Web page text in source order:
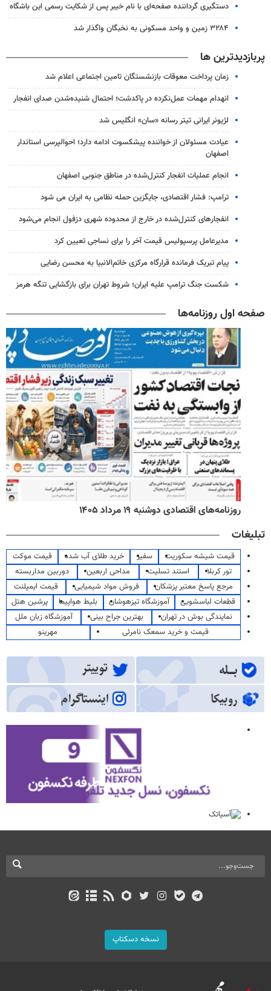
دستگیری گرداننده صفحه‌ای با نام خیبر پس از شکایت رسمی این باشگاه
۳۲۸۴ زمین و واحد مسکونی به نخبگان واگذار شد
پربازدیدترین ها
زمان پرداخت معوقات بازنشستگان تامین اجتماعی اعلام شد
انهدام مهمات عمل‌نکرده در پاکدشت؛ احتمال شنیده‌شدن صدای انفجار
لژیونر ایرانی تیتر رسانه «سان» انگلیس شد
عیادت مسئولان از خواننده پیشکسوت ادامه دارد؛ احوالپرسی استاندار
اصفهان
انجام عملیات انفجار کنترل‌شده در مناطق جنوبی اصفهان
ترامپ: فشار اقتصادی، جایگزین حمله نظامی به ایران می شود
انفجارهای کنترل‌شده در خارج از محدوده شهری دزفول انجام می‌شود
مدیرعامل پرسپولیس قیمت آخر را برای نساجی تعیین کرد
پیام تبریک فرمانده قرارگاه مرکزی خاتم‌الانبیا به محسن رضایی
شکست جنگ ترامپ علیه ایران؛ شروط تهران برای بازگشایی تنگه هرمز
صفحه اول روزنامه‌ها
روزنامه‌های اقتصادی دوشنبه ۱۹ مرداد ۱۴۰۵
تبلیغات
قیمت شیشه سکوریت سفیر خرید طلای آب شده
قیمت موکت
تور کربلا
استند تسلیت مداحی اربعین
دوربین مداربسته
مرجع پاسخ معتبر پزشکان
فروش مواد شیمیایی
قیمت ایمپلنت
قطعات لباسشویی
آموزشگاه تیزهوشان بلیط هواپیما
پرشین هتل
نمایندگی بوش در تهران
بهترین جراح بینی
آموزشگاه زبان ملل
قیمت و خرید سمعک نامرئی
مهرینو
نسخه دسکتاپ